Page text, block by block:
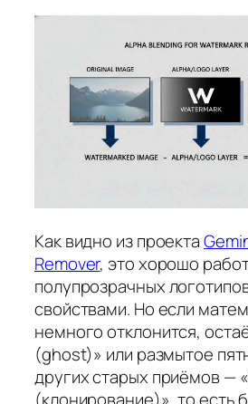
Как видно из проекта
Remover, это хорошо
полупрозрачных
свойствами. Но если
немного отклонится,
(ghost)» или размытое
других старых приёмов —